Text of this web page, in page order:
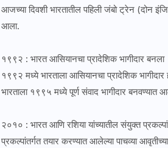
आजच्या दिवशी भारतातील पहिली जंबो ट्रेन (दोन
आला.
१९९२ : भारत आसियानचा प्रादेशिक भागीदार बनला
१९९२ मध्ये भारताला आसियानचा प्रादेशिक
भारताला १९९५ मध्ये पूर्ण संवाद भागीदार बनवण्यात
२०१० : भारत आणि रशिया यांच्यातील संयुक्त
प्रकल्पांतर्गत तयार करण्यात आलेल्या पाचव्या